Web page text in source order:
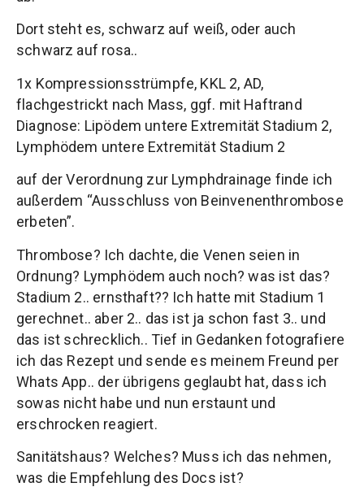
Dort steht es, schwarz auf weiß, oder auch
schwarz auf rosa..
1x Kompressionsstrümpfe, KKL 2, AD,
flachgestrickt nach Mass, ggf. mit Haftrand
Diagnose: Lipödem untere Extremität Stadium 2,
Lymphödem untere Extremität Stadium 2
auf der Verordnung zur Lymphdrainage finde ich
außerdem “Ausschluss von Beinvenenthrombose
erbeten”.
Thrombose? Ich dachte, die Venen seien in
Ordnung? Lymphödem auch noch? was ist das?
Stadium 2.. ernsthaft?? Ich hatte mit Stadium 1
gerechnet.. aber 2.. das ist ja schon fast 3.. und
das ist schrecklich.. Tief in Gedanken fotografiere
ich das Rezept und sende es meinem Freund per
Whats App.. der übrigens geglaubt hat, dass ich
sowas nicht habe und nun erstaunt und
erschrocken reagiert.
Sanitätshaus? Welches? Muss ich das nehmen,
was die Empfehlung des Docs ist?